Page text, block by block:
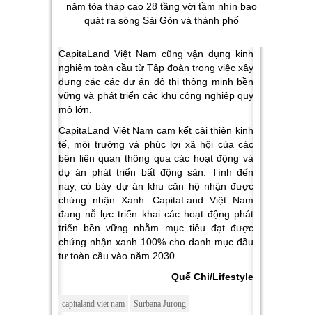
năm tòa tháp cao 28 tầng với tầm nhìn bao
quát ra sông Sài Gòn và thành phố
CapitaLand Việt Nam cũng vận dụng kinh
nghiệm toàn cầu từ Tập đoàn trong việc xây
dựng các các dự án đô thị thông minh bền
vững và phát triển các khu công nghiệp quy
mô lớn.
CapitaLand Việt Nam cam kết cải thiện kinh
tế, môi trường và phúc lợi xã hội của các
bên liên quan thông qua các hoạt động và
dự án phát triển bất động sản. Tính đến
nay, có bảy dự án khu căn hộ nhận được
chứng nhận Xanh. CapitaLand Việt Nam
đang nỗ lực triển khai các hoạt động phát
triển bền vững nhằm mục tiêu đạt được
chứng nhận xanh 100% cho danh mục đầu
tư toàn cầu vào năm 2030.
Quế Chi/Lifestyle
capitaland viet nam Surbana Jurong